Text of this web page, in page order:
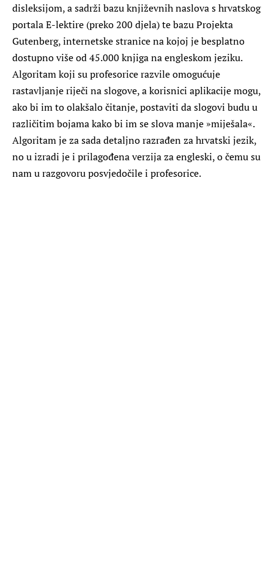
disleksijom, a sadrži bazu književnih naslova s hrvatskog
portala E-lektire (preko 200 djela) te bazu Projekta
Gutenberg, internetske stranice na kojoj je besplatno
dostupno više od 45.000 knjiga na engleskom jeziku.
Algoritam koji su profesorice razvile omogućuje
rastavljanje riječi na slogove, a korisnici aplikacije mogu,
ako bi im to olakšalo čitanje, postaviti da slogovi budu u
različitim bojama kako bi im se slova manje »miješala«.
Algoritam je za sada detaljno razrađen za hrvatski jezik,
no u izradi je i prilagođena verzija za engleski, o čemu su
nam u razgovoru posvjedočile i profesorice.